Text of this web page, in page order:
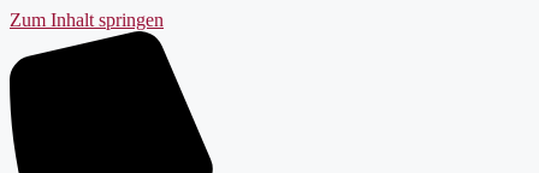
Zum Inhalt springen